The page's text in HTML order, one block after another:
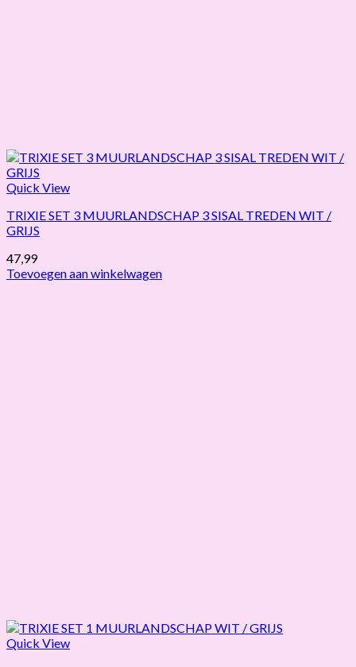
Quick View
TRIXIE SET 3 MUURLANDSCHAP 3 SISAL TREDEN WIT /
GRIJS
47,99
Toevoegen aan winkelwagen
Quick View